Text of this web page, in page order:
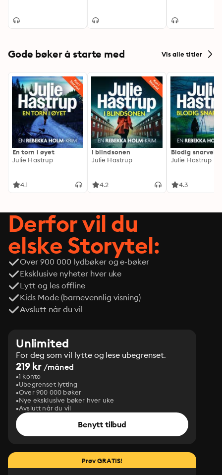
Gode bøker å starte med Vis alle titler
En torn i øyet
Julie Hastrup
4.1
I blindsonen
Julie Hastrup
4.2
Blodig snarvei
Julie Hastrup
4.3
Derfor vil du
elske Storytel:
Over 900 000 lydbøker og e-bøker
Eksklusive nyheter hver uke
Lytt og les offline
Kids Mode (barnevennlig visning)
Avslutt når du vil
Unlimited
For deg som vil lytte og lese ubegrenset.
219 kr /måned
1 konto
Ubegrenset lytting
Over 900 000 bøker
Nye eksklusive bøker hver uke
Avslutt når du vil
Benytt tilbud
Prøv GRATIS!